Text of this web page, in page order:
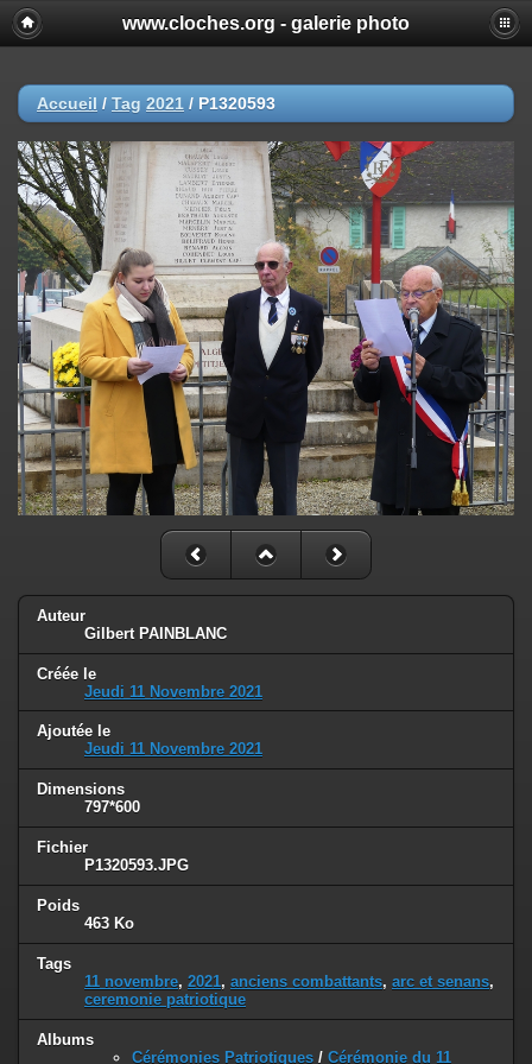
www.cloches.org - galerie photo
Accueil / Tag 2021 / P1320593
Auteur
Gilbert PAINBLANC
Créée le
Jeudi 11 Novembre 2021
Ajoutée le
Jeudi 11 Novembre 2021
Dimensions
797*600
Fichier
P1320593.JPG
Poids
463 Ko
Tags
11 novembre, 2021, anciens combattants, arc et senans,
ceremonie patriotique
Albums
Cérémonies Patriotiques / Cérémonie du 11